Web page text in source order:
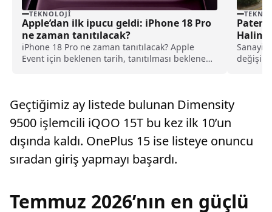
TEKNOLOJI
Apple’dan ilk ipucu geldi: iPhone 18 Pro
ne zaman tanıtılacak?
iPhone 18 Pro ne zaman tanıtılacak? Apple
Event için beklenen tarih, tanıtılması beklenen
Patent
Sanayi
değişim
Geçtiğimiz ay listede bulunan Dimensity
9500 işlemcili iQOO 15T bu kez ilk 10’un
dışında kaldı. OnePlus 15 ise listeye onuncu
sıradan giriş yapmayı başardı.
Temmuz 2026’nın en güçlü